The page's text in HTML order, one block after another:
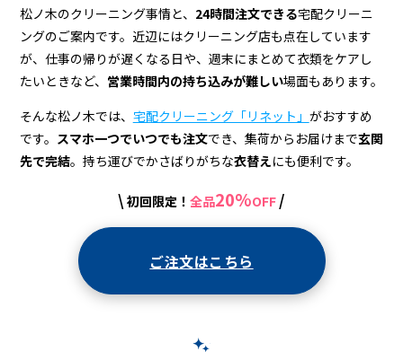
宅
配
ク
リ
ー
松ノ木のクリーニング事情と、 24時間注文できる宅配クリーニ
ングのご案内です。近辺にはクリーニング店も点在しています
が、仕事の帰りが遅くなる日や、週末にまとめて衣類をケアし
たいときなど、 営業時間内の持ち込みが難しい場面もあります。
そんな松ノ木では、 宅配クリーニング「リネット」 がおすすめ
です。 スマホ一つでいつでも注文でき、集荷からお届けまで玄関
先で完結。持ち運びでかさばりがちな衣替えにも便利です。
\ 初回限定！ 全品20%OFF /
ご注文はこちら